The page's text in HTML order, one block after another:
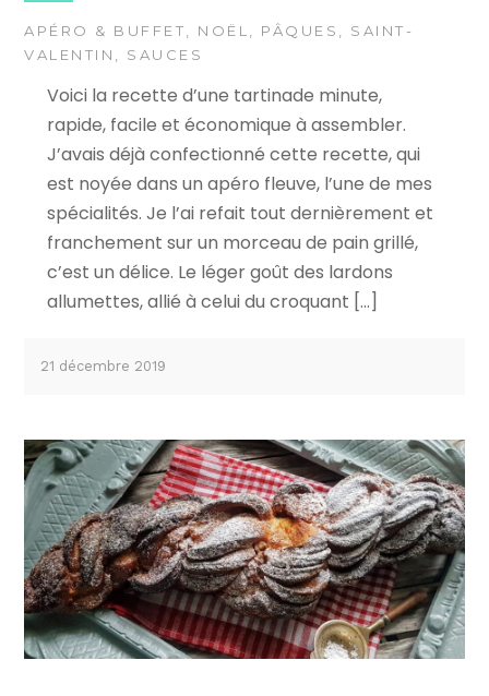
APÉRO & BUFFET, NOËL, PÂQUES , SAINT-
VALENTIN , SAUCES
Voici la recette d’une tartinade minute,
rapide, facile et économique à assembler.
J’avais déjà confectionné cette recette, qui
est noyée dans un apéro fleuve, l’une de mes
spécialités. Je l’ai refait tout dernièrement et
franchement sur un morceau de pain grillé,
c’est un délice. Le léger goût des lardons
allumettes, allié à celui du croquant […]
21 décembre 2019